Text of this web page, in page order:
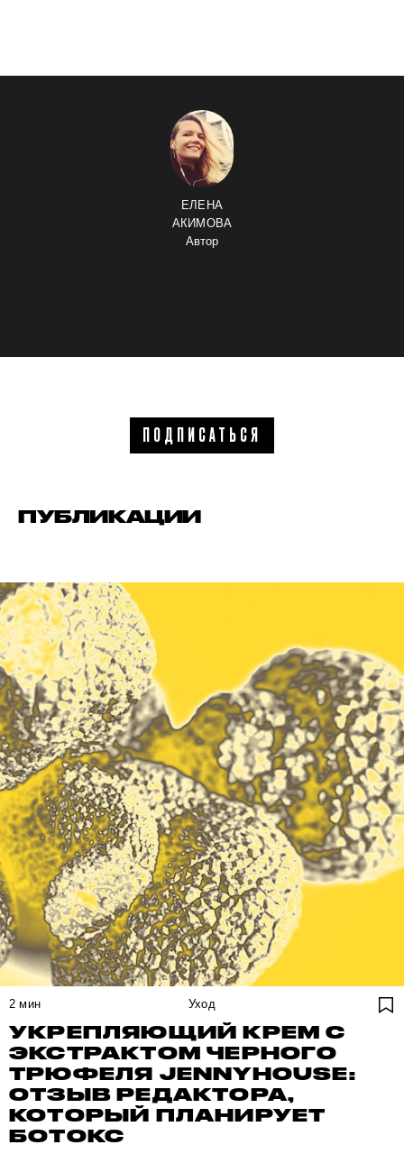
ЕЛЕНА
АКИМОВА
Автор
ПОДПИСАТЬСЯ
ПУБЛИКАЦИИ
2 мин Уход
УКРЕПЛЯЮЩИЙ КРЕМ С
ЭКСТРАКТОМ ЧЕРНОГО
ТРЮФЕЛЯ JENNYHOUSE:
ОТЗЫВ РЕДАКТОРА,
КОТОРЫЙ ПЛАНИРУЕТ
БОТОКС